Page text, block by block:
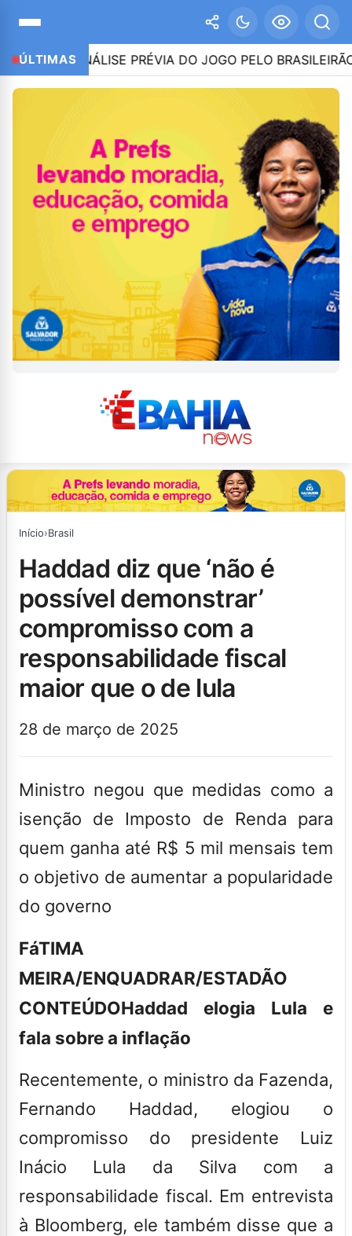
ÚLTIMAS
E ANÁLISE PRÉVIA DO JOGO PELO BRASILEIRÃO SÉRIE
Início›Brasil
haddad diz que ‘não é
possível demonstrar’
compromisso com a
responsabilidade fiscal
maior que o de lula
28 de março de 2025
Ministro negou que medidas como a
isenção de Imposto de Renda para
quem ganha até R$ 5 mil mensais tem
o objetivo de aumentar a popularidade
do governo
FáTIMA
MEIRA/ENQUADRAR/ESTADÃO
CONTEÚDOHaddad elogia Lula e
fala sobre a inflação
Recentemente, o ministro da Fazenda,
Fernando Haddad, elogiou o
compromisso do presidente Luiz
Inácio Lula da Silva com a
responsabilidade fiscal. Em entrevista
à Bloomberg, ele também disse que a